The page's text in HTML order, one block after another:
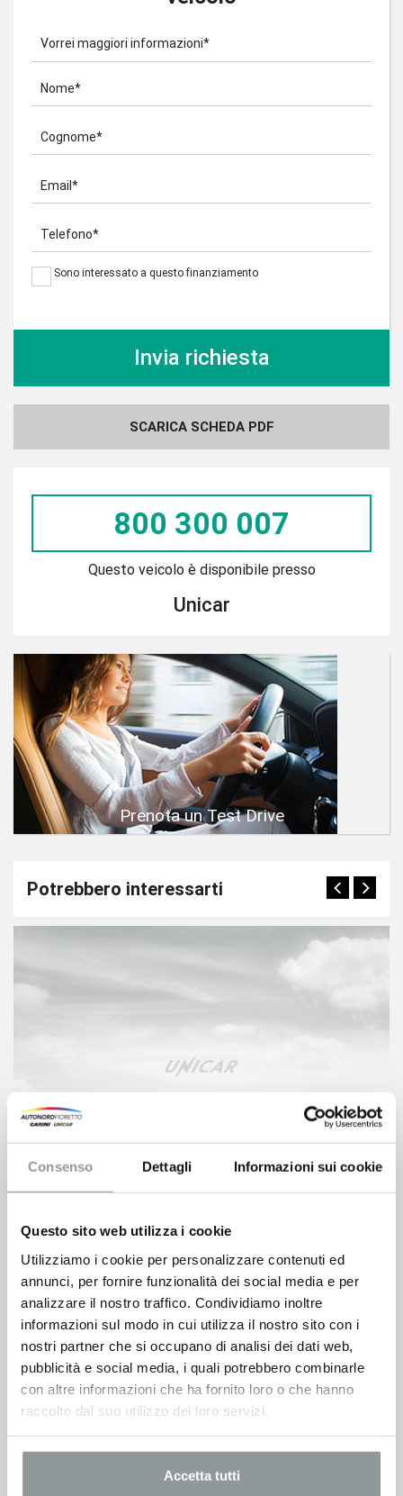
Consenso Dettagli Informazioni sui cookie
Questo sito web utilizza i cookie
Utilizziamo i cookie per personalizzare contenuti ed
annunci, per fornire funzionalità dei social media e per
analizzare il nostro traffico. Condividiamo inoltre
informazioni sul modo in cui utilizza il nostro sito con i
nostri partner che si occupano di analisi dei dati web,
pubblicità e social media, i quali potrebbero combinarle
con altre informazioni che ha fornito loro o che hanno
raccolto dal suo utilizzo dei loro servizi.
Accetta tutti
Vorrei maggiori informazioni*
Nome*
Cognome*
Email*
Telefono*
Sono interessato a questo finanziamento
SCARICA SCHEDA PDF
800 300 007
Questo veicolo è disponibile presso
Unicar
Prenota un Test Drive
Potrebbero interessarti
Opel Mokka
19.200€
VEDI SCHEDA